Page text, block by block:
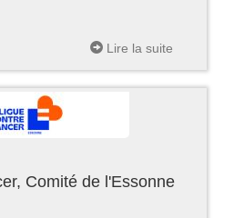
Lire la suite
Comité de l'Essonne